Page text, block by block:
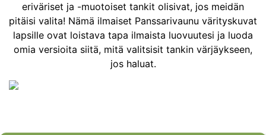
​​eriväriset ja -muotoiset tankit olisivat, jos meidän
pitäisi valita! Nämä ilmaiset Panssarivaunu värityskuvat
lapsille ovat loistava tapa ilmaista luovuutesi ja luoda
omia versioita siitä, mitä valitsisit tankin värjäykseen,
jos haluat.